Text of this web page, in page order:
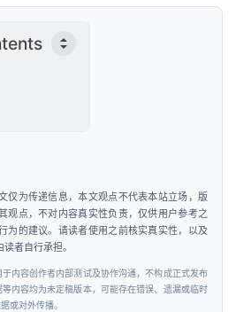
仅为传递信息，本文观点不代表本站立场，版
观点，不对内容真实性负责，仅供用户参考之
为的建议。请读者使用之前核实真实性，以及
者自行承担。
内容创作者内部测试及协作沟通，不构成正式发布
内容均为未定稿版本，可能存在错误、遗漏或临时
或对外传播。